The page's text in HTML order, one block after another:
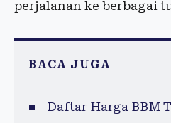
perjalanan ke berbagai
BACA JUGA
Daftar Harga BBM